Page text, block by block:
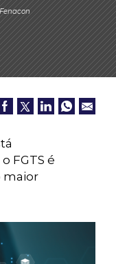
FGTS é
maior